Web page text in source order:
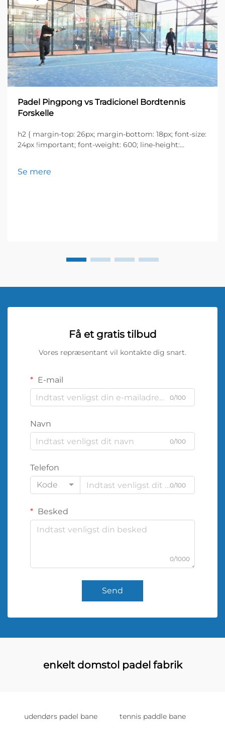
Padel Pingpong vs Tradicionel Bordtennis
Forskelle
h2 { margin-top: 26px; margin-bottom: 18px; font-size:
24px !important; font-weight: 600; line-height:
height: ...}
Se mere
Få et gratis tilbud
Vores repræsentant vil kontakte dig snart.
E-mail
0/100
Navn
0/100
Telefon
Kode
0/100
Besked
0/1000
Send
enkelt domstol padel fabrik
udendørs padel bane tennis paddle bane